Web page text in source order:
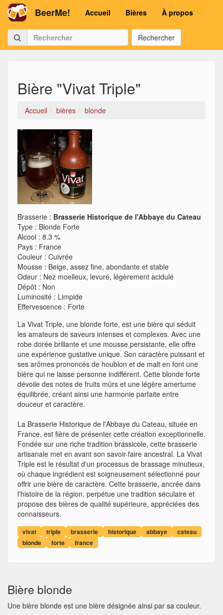
BeerMe! Accueil Bières À propos
Rechercher
Bière "Vivat Triple"
Accueil bières blonde
Brasserie : Brasserie Historique de l'Abbaye du Cateau
Type : Blonde Forte
Alcool : 8.3 %
Pays : France
Couleur : Cuivrée
Mousse : Beige, assez fine, abondante et stable
Odeur : Nez moelleux, levuré, légèrement acidulé
Dépôt : Non
Luminosité : Limpide
Effervescence : Forte
La Vivat Triple, une blonde forte, est une bière qui séduit
les amateurs de saveurs intenses et complexes. Avec une
robe dorée brillante et une mousse persistante, elle offre
une expérience gustative unique. Son caractère puissant et
ses arômes prononcés de houblon et de malt en font une
bière qui ne laisse personne indifférent. Cette blonde forte
dévoile des notes de fruits mûrs et une légère amertume
équilibrée, créant ainsi une harmonie parfaite entre
douceur et caractère.
La Brasserie Historique de l'Abbaye du Cateau, située en
France, est fière de présenter cette création exceptionnelle.
Fondée sur une riche tradition brassicole, cette brasserie
artisanale met en avant son savoir-faire ancestral. La Vivat
Triple est le résultat d'un processus de brassage minutieux,
où chaque ingrédient est soigneusement sélectionné pour
offrir une bière de caractère. Cette brasserie, ancrée dans
l'histoire de la région, perpétue une tradition séculaire et
propose des bières de qualité supérieure, appréciées des
connaisseurs.
vivat triple brasserie historique abbaye
cateau
blonde
forte france
Bière blonde
Une bière blonde est une bière désignée ainsi par sa couleur.